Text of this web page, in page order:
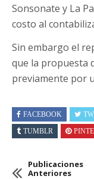
Sonsonate y La
costo al
Sin embargo el
que la propuesta
previamente por
FACEBOOK
TUMBLR
Publicaciones
Anteriores